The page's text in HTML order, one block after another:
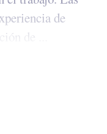
de
de ...